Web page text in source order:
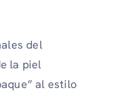
del
la piel
al estilo